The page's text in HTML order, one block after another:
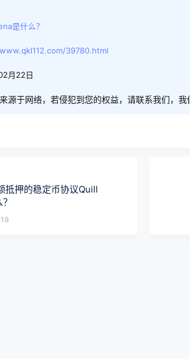
是什么？
39780.html
月22日
源于网络，若侵犯到您的权益，请联系我们，我
抵押的稳定币协议Quill